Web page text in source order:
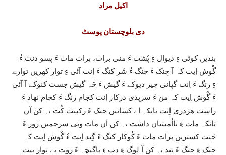
اکیل مراد
دی بلوچستان پوسٹ
بندیں کوٹی ءِ دیوال ءِ پُشت ءَ منی برات، برات مات ءَ پسو دنت ءُ
گْوش اِیت کہ آ جِنک ءَ جنگ ءُ شَر کنگ ءَ اِنت آئی ءِ توار کھریں توارے
ءِ رنگ ءَ اِنت گپانی چیر دیوکے ءَ گیش ءَ چَہ گیش جست کنوکے آ آئی
ءَ گْوش اِیت کہ من ءَ سرپدی درکار اِنت کجام رنگ ءَ کجام نھاد ءَ
راست ھژدری اِنت تانکہ اے کسانیں جنک ءَ رکینت کُت بہ کن آں
تانکہ مات ءِ نااُمیتیاں داشت بہ کن آں مات وتی سرجمیں زور ءَ
جَنت کستریں برات مات ءَ کُوکار کنگ ءَ گِند اِیت ءُ گْوش اِیت کہ
جنک ءِ جنگ ءَ بند بہ کن آ لوگ ءِ دپ ءِ باگیچہ ءَ روت بے توار بیت